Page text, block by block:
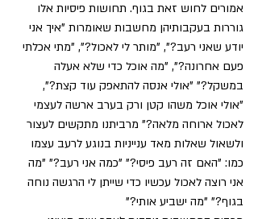
אמורים לחוש זאת בגוף. תחושות פיסיות אלו
גוררות בעקבותיהן מחשבות שאומרות "איך אני
יודע שאני רעב?", "מותר לי לאכול?", "מתי אכלתי
פעם אחרונה?", "מה אוכל כדי שלא אעלה
במשקל?" "אולי אנסה להתאפק עוד קצת?",
"אולי אוכל משהו קטן ורק בערב ארשה לעצמי
לאכול ארוחה מלאה?" מרביתנו מתקשים לעצור
ולשאול שאלות מאד ענייניות בנוגע לרעב עצמו
כמו: "האם זה רעב פיסי?" "כמה אני רעב?" "מה
אני רוצה לאכול עכשיו כדי שייתן לי הרגשה נוחה
בגוף?" "מה ישביע אותי?"